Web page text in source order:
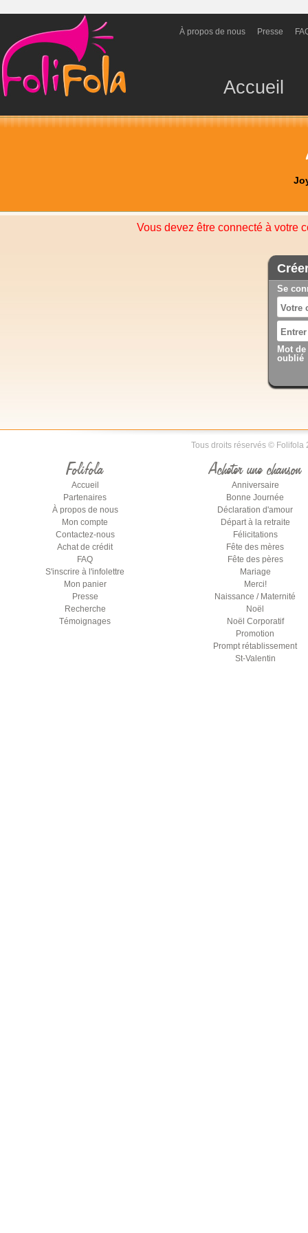
Presse
À propos de nous
Accueil
Vous devez être connecté à votre
Se
Mot
oublié
Tous droits réservés © Folifola
Folifola
Accueil
Partenaires
À propos de nous
Mon compte
Contactez-nous
Achat de crédit
FAQ
S'inscrire à l'infolettre
Mon panier
Presse
Recherche
Témoignages
Acheter une chanson
Anniversaire
Bonne Journée
Déclaration d'amour
Départ à la retraite
Félicitations
Fête des mères
Fête des pères
Mariage
Merci!
Naissance / Maternité
Noël
Noël Corporatif
Promotion
Prompt rétablissement
St-Valentin